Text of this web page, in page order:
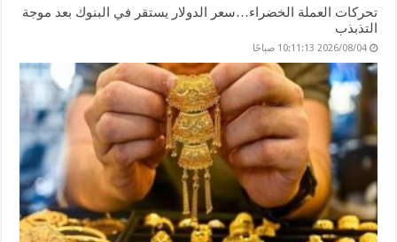
تحركات العملة الخضراء…سعر الدولار يستقر في البنوك بعد موجة
التذبذب
2026/08/04 10:11:13 صباحًا